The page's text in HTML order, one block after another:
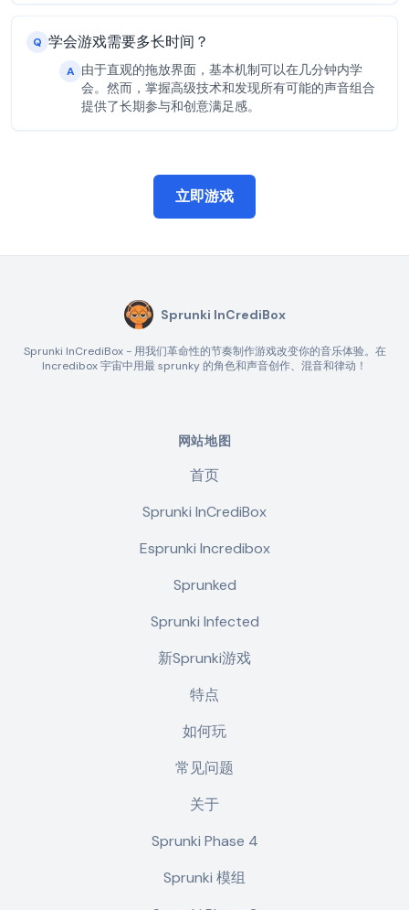
Q 学会游戏需要多长时间？
A 由于直观的拖放界面，基本机制可以在几分钟内学
会。然而，掌握高级技术和发现所有可能的声音组合
提供了长期参与和创意满足感。
立即游戏
Sprunki InCrediBox
Sprunki InCrediBox - 用我们革命性的节奏制作游戏改变你的音乐体验。在
Incredibox 宇宙中用最 sprunky 的角色和声音创作、混音和律动！
网站地图
首页
Sprunki InCrediBox
Esprunki Incredibox
Sprunked
Sprunki Infected
新Sprunki游戏
特点
如何玩
常见问题
关于
Sprunki Phase 4
Sprunki 模组